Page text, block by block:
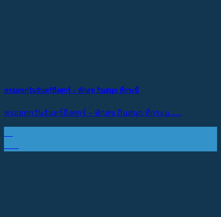
หรอยทุกวันจันทร์ถึงศุกร์ – พักสุข กินสนุก ที่กระบี่
หรอยทุกวันจันทร์ถึงศุกร์ – พักสุข กินสนุก ที่กระบ......